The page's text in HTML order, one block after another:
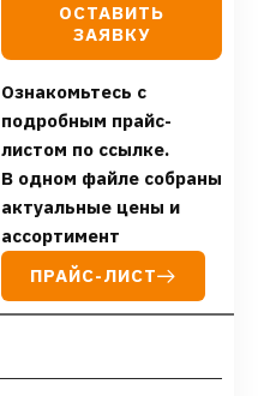
ОСТАВИТЬ
ЗАЯВКУ
Ознакомьтесь с
подробным прайс-
листом по ссылке.
В одном файле собраны
актуальные цены и
ассортимент
ПРАЙС-ЛИСТ